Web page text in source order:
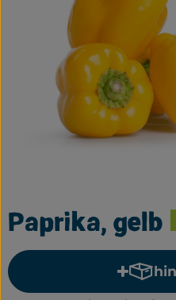
Frisches
Bäckerei
Haltbares
Getränke
Geplante Kisten
Paprika, gelb